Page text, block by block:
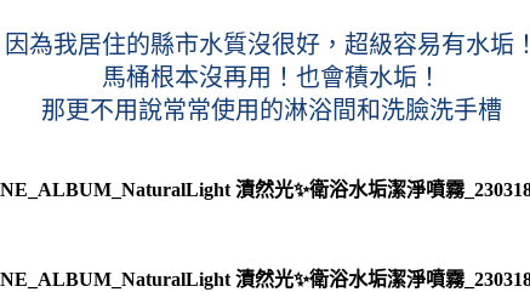
因為我居住的縣市水質沒很好，超級容易有水垢！
馬桶根本沒再用！也會積水垢！
那更不用說常常使用的淋浴間和洗臉洗手槽